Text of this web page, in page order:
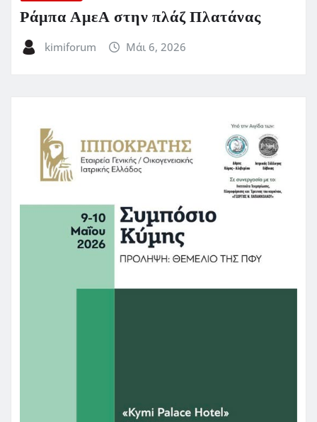
Ράμπα ΑμεΑ στην πλάζ Πλατάνας
kimiforum Μάι 6, 2026